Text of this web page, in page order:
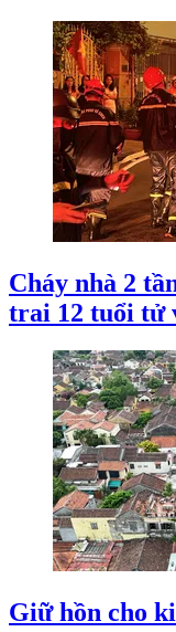
Cháy nhà 2
trai 12 tuổi tử
Giữ hồn cho